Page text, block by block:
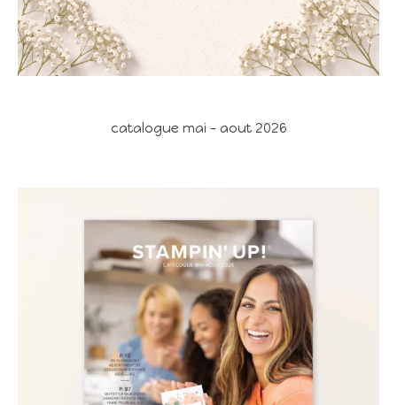
catalogue mai - aout 2026